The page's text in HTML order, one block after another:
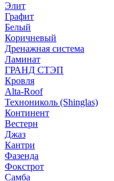
Элит
Графит
Белый
Коричневый
Дренажная система
Ламинат
ГРАНД СТЭП
Кровля
Alta-Roof
Технониколь (Shinglas)
Континент
Вестерн
Джаз
Кантри
Фазенда
Фокстрот
Самба